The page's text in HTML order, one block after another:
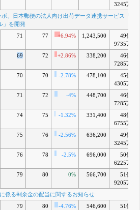
備に関するお
知らせ
員の異動に関
画及び成長可
事項
18:30 上場維
の額)への適合
らせ 3月 31, 2026
社員向けAI駆
ショップを実
施 非エンジニ
AIで開発／10
ステムを内製
3月 18, 2026
3245万
ボ、日本郵便の法人向け出荷データ連携サービス「出
」を開発
71 77 +6.94% 1,243,500
49億
9735万
69 72 +2.86% 338,200
46億
7285万
70 70 -2.78% 478,100
45億
4305万
71 72 -4% 448,700
46億
7285万
74 75 -1.32% 331,400
48億
6755万
75 76 -2.56% 636,200
49億
3245万
76 78 -2.5% 696,000
50億
6225万
79 80 0% 566,700
51億
9205万
係る剰余金の配当に関するお知らせ
79 80 -4.76% 546,600
51億